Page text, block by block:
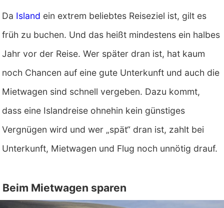
Da Island ein extrem beliebtes Reiseziel ist, gilt es
früh zu buchen. Und das heißt mindestens ein halbes
Jahr vor der Reise. Wer später dran ist, hat kaum
noch Chancen auf eine gute Unterkunft und auch die
Mietwagen sind schnell vergeben. Dazu kommt,
dass eine Islandreise ohnehin kein günstiges
Vergnügen wird und wer „spät“ dran ist, zahlt bei
Unterkunft, Mietwagen und Flug noch unnötig drauf.
Beim Mietwagen sparen